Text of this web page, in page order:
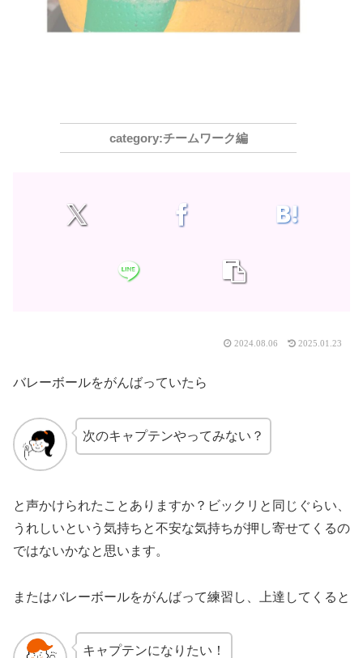
チームワーク編
2024.08.06 2025.01.23
バレーボールをがんばっていたら
次のキャプテンやってみない？
と声かけられたことありますか？ビックリと同じぐらい、
うれしいという気持ちと不安な気持ちが押し寄せてくるの
ではないかなと思います。
またはバレーボールをがんばって練習し、上達してくると
キャプテンになりたい！